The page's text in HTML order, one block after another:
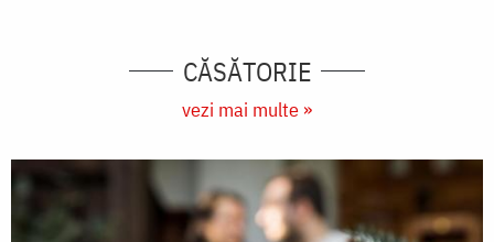
CĂSĂTORIE
vezi mai multe »